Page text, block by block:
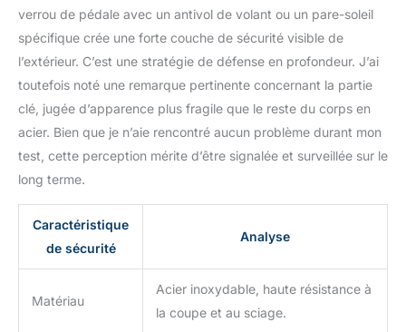
verrou de pédale avec un antivol de volant ou un pare-soleil
spécifique crée une forte couche de sécurité visible de
l’extérieur. C’est une stratégie de défense en profondeur. J’ai
toutefois noté une remarque pertinente concernant la partie
clé, jugée d’apparence plus fragile que le reste du corps en
acier. Bien que je n’aie rencontré aucun problème durant mon
test, cette perception mérite d’être signalée et surveillée sur le
long terme.
Caractéristique
de sécurité
Analyse
Matériau
Acier inoxydable, haute résistance à
la coupe et au sciage.